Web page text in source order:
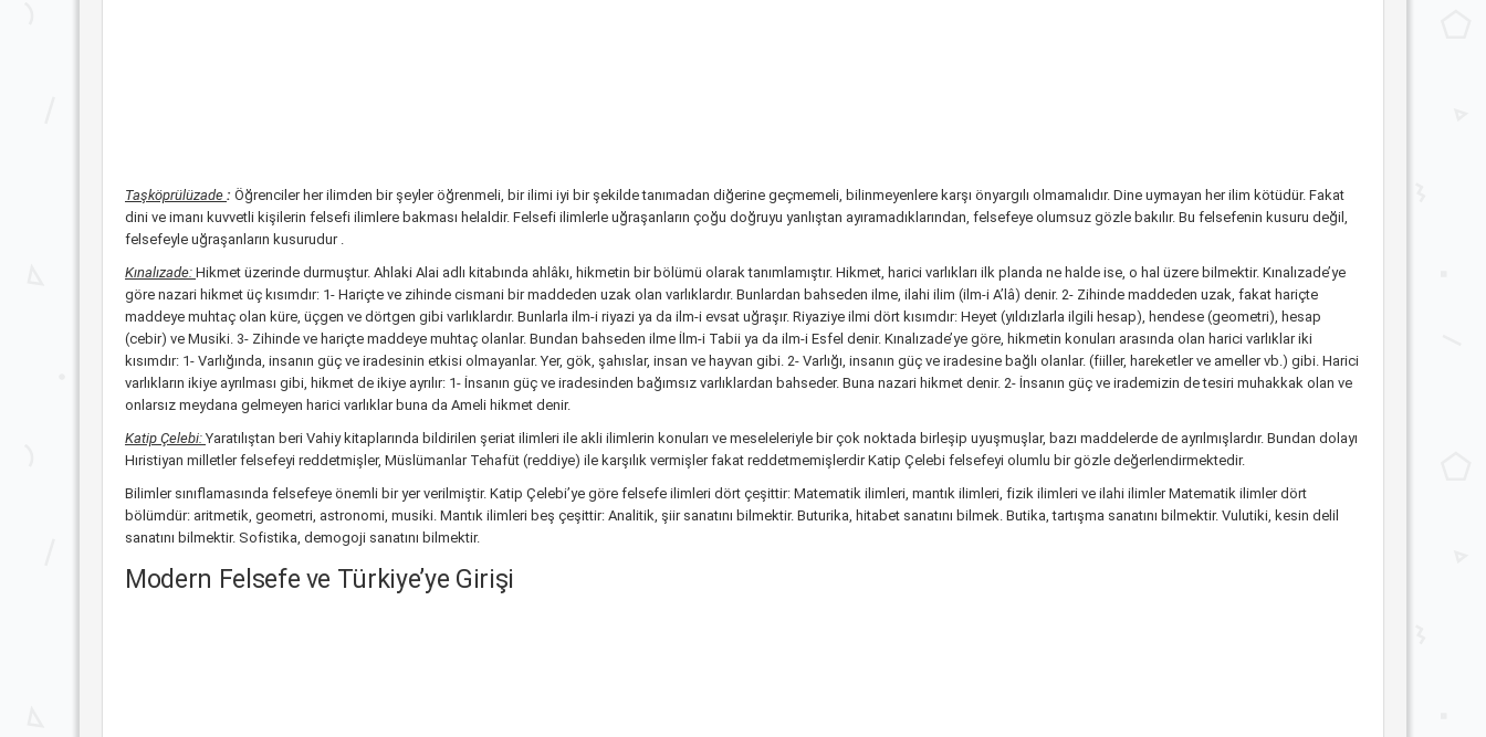
Taşköprülüzade : Öğrenciler her ilimden bir şeyler öğrenmeli, bir ilimi iyi bir şekilde tanımadan diğerine geçmemeli, bilinmeyenlere karşı önyargılı olmamalıdır. Dine uymayan her ilim kötüdür. Fakat
dini ve imanı kuvvetli kişilerin felsefi ilimlere bakması helaldir. Felsefi ilimlerle uğraşanların çoğu doğruyu yanlıştan ayıramadıklarından, felsefeye olumsuz gözle bakılır. Bu felsefenin kusuru değil,
felsefeyle uğraşanların kusurudur .
Kınalızade: Hikmet üzerinde durmuştur. Ahlaki Alai adlı kitabında ahlâkı, hikmetin bir bölümü olarak tanımlamıştır. Hikmet, harici varlıkları ilk planda ne halde ise, o hal üzere bilmektir. Kınalızade’ye
göre nazari hikmet üç kısımdır: 1- Hariçte ve zihinde cismani bir maddeden uzak olan varlıklardır. Bunlardan bahseden ilme, ilahi ilim (ilm-i A’lâ) denir. 2- Zihinde maddeden uzak, fakat hariçte
maddeye muhtaç olan küre, üçgen ve dörtgen gibi varlıklardır. Bunlarla ilm-i riyazi ya da ilm-i evsat uğraşır. Riyaziye ilmi dört kısımdır: Heyet (yıldızlarla ilgili hesap), hendese (geometri), hesap
(cebir) ve Musiki. 3- Zihinde ve hariçte maddeye muhtaç olanlar. Bundan bahseden ilme İlm-i Tabii ya da ilm-i Esfel denir. Kınalızade’ye göre, hikmetin konuları arasında olan harici varlıklar iki
kısımdır: 1- Varlığında, insanın güç ve iradesinin etkisi olmayanlar. Yer, gök, şahıslar, insan ve hayvan gibi. 2- Varlığı, insanın güç ve iradesine bağlı olanlar. (fiiller, hareketler ve ameller vb.) gibi. Harici
varlıkların ikiye ayrılması gibi, hikmet de ikiye ayrılır: 1- İnsanın güç ve iradesinden bağımsız varlıklardan bahseder. Buna nazari hikmet denir. 2- İnsanın güç ve irademizin de tesiri muhakkak olan ve
onlarsız meydana gelmeyen harici varlıklar buna da Ameli hikmet denir.
Katip Çelebi:Yaratılıştan beri Vahiy kitaplarında bildirilen şeriat ilimleri ile akli ilimlerin konuları ve meseleleriyle bir çok noktada birleşip uyuşmuşlar, bazı maddelerde de ayrılmışlardır. Bundan dolayı
Hıristiyan milletler felsefeyi reddetmişler, Müslümanlar Tehafüt (reddiye) ile karşılık vermişler fakat reddetmemişlerdir Katip Çelebi felsefeyi olumlu bir gözle değerlendirmektedir.
Bilimler sınıflamasında felsefeye önemli bir yer verilmiştir. Katip Çelebi’ye göre felsefe ilimleri dört çeşittir: Matematik ilimleri, mantık ilimleri, fizik ilimleri ve ilahi ilimler Matematik ilimler dört
bölümdür: aritmetik, geometri, astronomi, musiki. Mantık ilimleri beş çeşittir: Analitik, şiir sanatını bilmektir. Buturika, hitabet sanatını bilmek. Butika, tartışma sanatını bilmektir. Vulutiki, kesin delil
sanatını bilmektir. Sofistika, demogoji sanatını bilmektir.
Modern Felsefe ve Türkiye’ye Girişi